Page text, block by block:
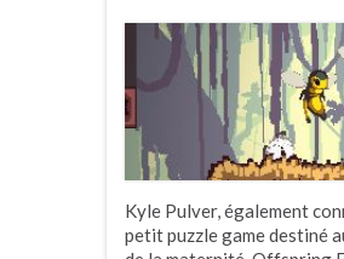
Kyle Pulver, également
petit puzzle game destiné